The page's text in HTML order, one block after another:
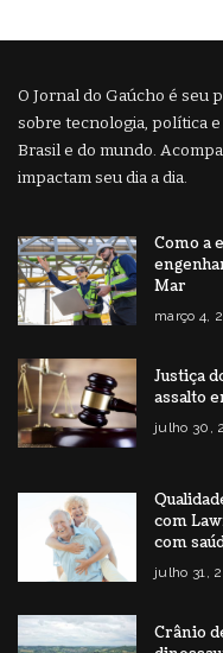
O Jornal do Gaúcho é seu
sobre tecnologia, política
Brasil e do mundo.
impactam seu dia a dia.
Como a
Mar
março 4,
Justiça
assalto
julho 30,
com
com
julho 31,
Crânio